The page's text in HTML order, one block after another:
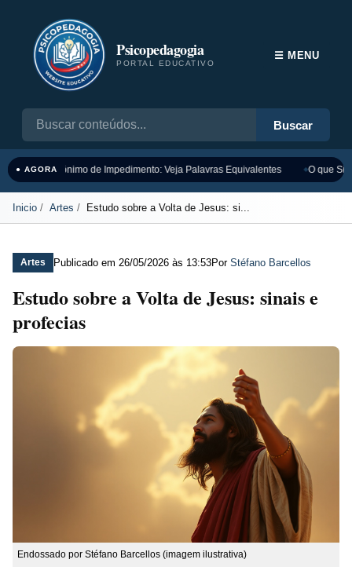
Psicopedagogia
PORTAL EDUCATIVO
Buscar
☰ MENU
● AGORASinônimo de Impedimento: Veja Palavras Equivalentes O que
Inicio Artes Estudo sobre a Volta de Jesus: si...
Artes Publicado em 26/05/2026 às 13:53Por Stéfano Barcellos
Estudo sobre a Volta de Jesus: sinais e
profecias
Endossado por Stéfano Barcellos (imagem ilustrativa)